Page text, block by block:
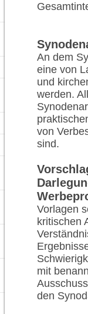
An dem
eine von
und
werden.
von
sind.
Vorlagen
kritischen
mit
den